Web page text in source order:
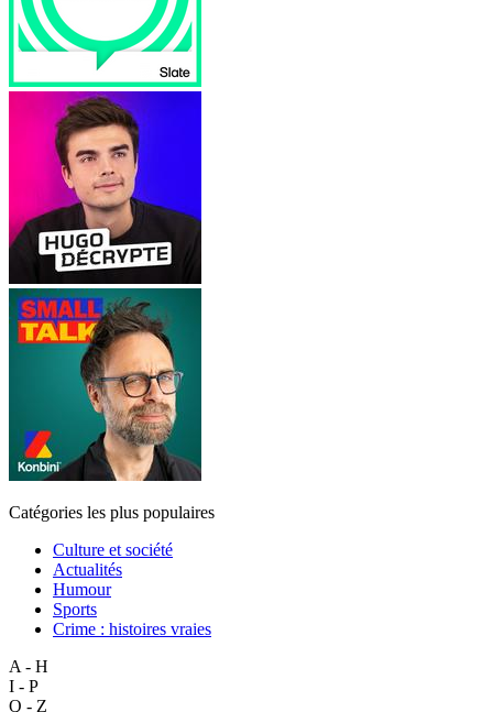
Catégories les plus populaires
Culture et société
Actualités
Humour
Sports
Crime : histoires vraies
A - H
I - P
Q - Z